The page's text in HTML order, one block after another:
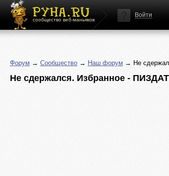
сообщество веб-маньяков
Войти
Форум → Сообщество → Наш форум → Не
Не сдержался. Избранное -